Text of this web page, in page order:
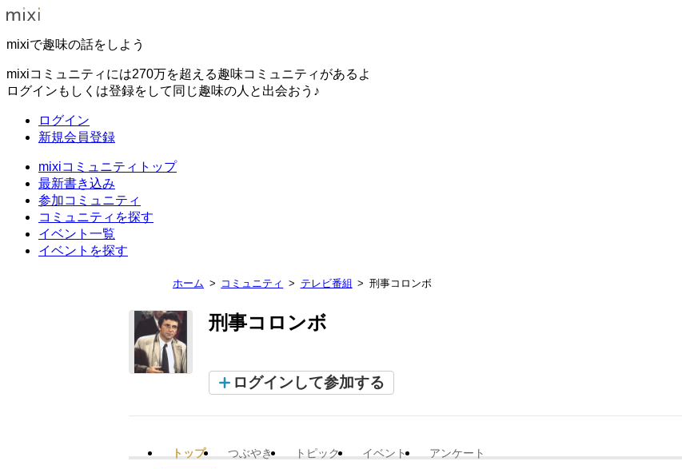
mixiで趣味の話をしよう
mixiコミュニティには270万を超える趣味コミュニティがあるよ
ログインもしくは登録をして同じ趣味の人と出会おう♪
ログイン
新規会員登録
mixiコミュニティトップ
最新書き込み
参加コミュニティ
コミュニティを探す
イベント一覧
イベントを探す
ホーム コミュニティ テレビ番組 刑事コロンボ
刑事コロンボ
ログインして参加する
トップ つぶやき トピック イベント アンケート